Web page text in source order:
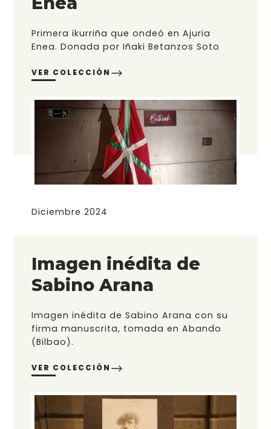
Primera ikurriña que ondeó en Ajuria
Enea. Donada por Iñaki Betanzos Soto
VER COLECCIÓN
Diciembre 2024
Imagen inédita de
Sabino Arana
Imagen inédita de Sabino Arana con su
firma manuscrita, tomada en Abando
(Bilbao).
VER COLECCIÓN